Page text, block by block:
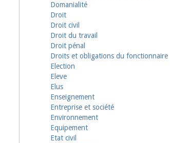
Domanialité
Droit
Droit civil
Droit du travail
Droit pénal
Droits et obligations du fonctionnaire
Election
Eleve
Elus
Enseignement
Entreprise et société
Environnement
Equipement
Etat civil